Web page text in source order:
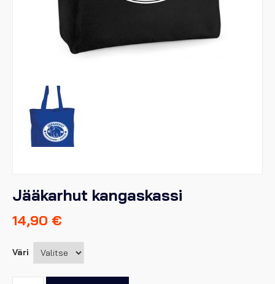
Jääkarhut kangaskassi
14,90 €
Väri